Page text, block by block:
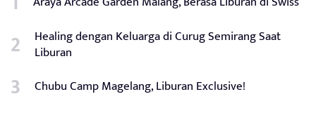
Healing dengan Keluarga di Curug Semirang Saat
Liburan
Chubu Camp Magelang, Liburan Exclusive!